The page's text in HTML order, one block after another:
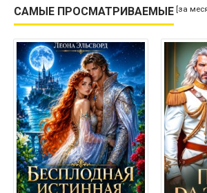
САМЫЕ ПРОСМАТРИВАЕМЫЕ [за